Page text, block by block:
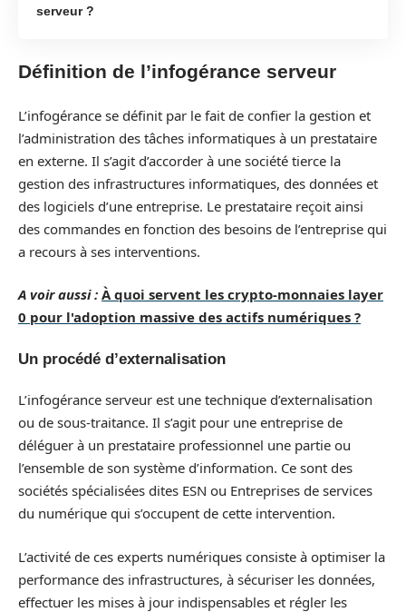
serveur ?
Définition de l’infogérance serveur
L’infogérance se définit par le fait de confier la gestion et
l’administration des tâches informatiques à un prestataire
en externe. Il s’agit d’accorder à une société tierce la
gestion des infrastructures informatiques, des données et
des logiciels d’une entreprise. Le prestataire reçoit ainsi
des commandes en fonction des besoins de l’entreprise qui
a recours à ses interventions.
A voir aussi : À quoi servent les crypto-monnaies layer
0 pour l'adoption massive des actifs numériques ?
Un procédé d’externalisation
L’infogérance serveur est une technique d’externalisation
ou de sous-traitance. Il s’agit pour une entreprise de
déléguer à un prestataire professionnel une partie ou
l’ensemble de son système d’information. Ce sont des
sociétés spécialisées dites ESN ou Entreprises de services
du numérique qui s’occupent de cette intervention.
L’activité de ces experts numériques consiste à optimiser la
performance des infrastructures, à sécuriser les données,
effectuer les mises à jour indispensables et régler les